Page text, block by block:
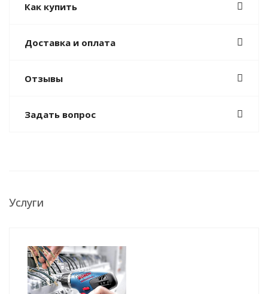
Как купить
Доставка и оплата
Отзывы
Задать вопрос
Услуги